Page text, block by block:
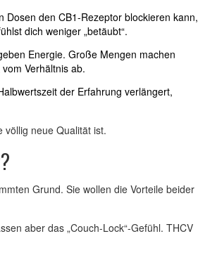
Dosen den CB1-Rezeptor blockieren kann,
dich weniger „betäubt“.
Energie. Große Mengen machen
Verhältnis ab.
der Erfahrung verlängert,
völlig neue Qualität ist.
Grund. Sie wollen die Vorteile beider
aber das „Couch-Lock“-Gefühl. THCV